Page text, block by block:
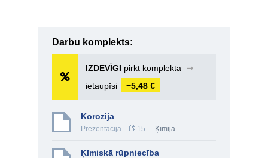
Darbu komplekts:
IZDEVĪGI pirkt komplektā
➞
ietaupīsi
−5,48 €
Korozija
Prezentācija 15 Ķīmija
Ķīmiskā rūpniecība